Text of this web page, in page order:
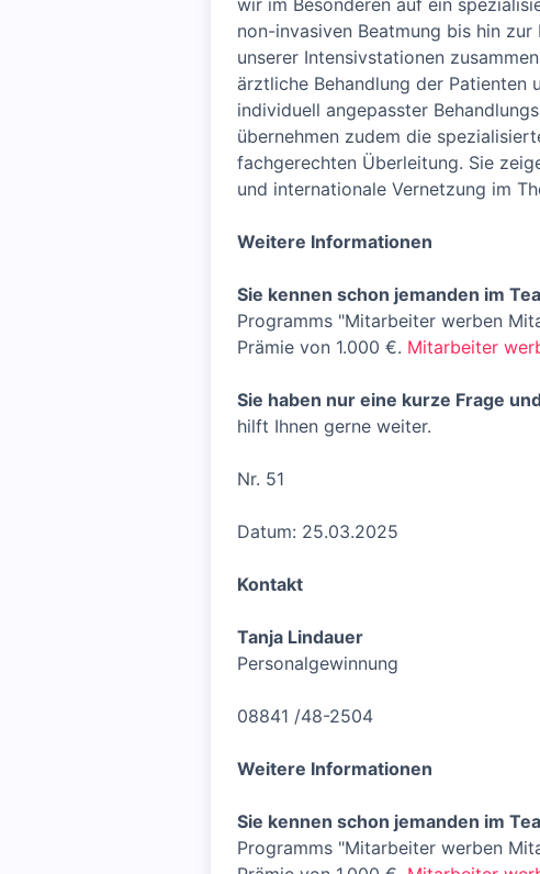
wir im Besonderen auf ein
non-invasiven Beatmung bis hin
unserer Intensivstationen
ärztliche Behandlung der Patienten
individuell angepasster
übernehmen zudem die
fachgerechten Überleitung. Sie
und internationale Vernetzung im
Weitere Informationen
Sie kennen schon jemanden im
Programms "Mitarbeiter werben
Prämie von 1.000 €. Mitarbeiter
Sie haben nur eine kurze Frage
hilft Ihnen gerne weiter.
Nr. 51
Datum: 25.03.2025
Kontakt
Tanja Lindauer
Personalgewinnung
08841 /48-2504
Weitere Informationen
Sie kennen schon jemanden im
Programms "Mitarbeiter werben